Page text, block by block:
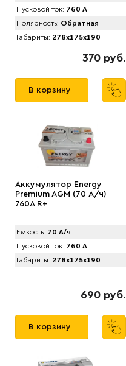
Пусковой ток: 760 А
Полярность: Обратная
Габариты: 278x175x190
370 руб.
В корзину
Аккумулятор Energy
Premium AGM (70 А/ч)
760A R+
Емкость: 70 А/ч
Пусковой ток: 760 А
Габариты: 278x175x190
690 руб.
В корзину